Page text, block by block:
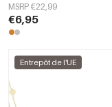
MSRP €22,99
€6,95
Entrepôt de l'UE